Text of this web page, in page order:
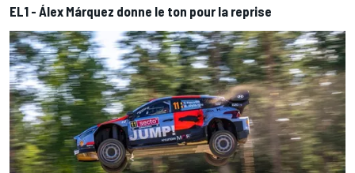
EL1 - Álex Márquez donne le ton pour la reprise